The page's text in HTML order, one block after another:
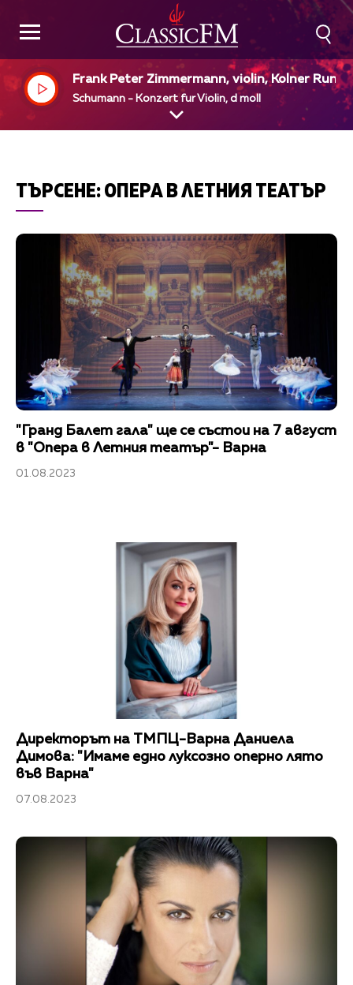
Frank Peter Zimmermann, violin, Kolner
nk Sinfinie Orchester, Hans Vonk, dir
Schumann - Konzert fur Violin, d moll
ТЪРСЕНЕ:ОПЕРА В ЛЕТНИЯ ТЕАТЪР
"Гранд Балет гала" ще се състои на 7 август
в "Опера в Летния театър"- Варна
01.08.2023
Директорът на ТМПЦ-Варна Даниела
Димова: "Имаме едно луксозно оперно лято
във Варна"
07.08.2023